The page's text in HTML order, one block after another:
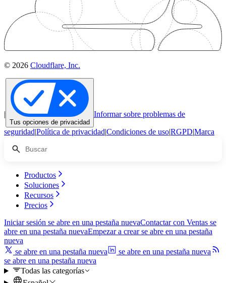
© 2026 Cloudflare, Inc.
|
Tus opciones de privacidad
Informar sobre problemas de
seguridad|Política de privacidad|Condiciones de uso|RGPD|Marca
Productos
Soluciones
Recursos
Precios
Iniciar sesión se abre en una pestaña nuevaContactar con Ventas se
abre en una pestaña nuevaEmpezar a crearse abre en una pestaña
nueva
se abre en una pestaña nueva
se abre en una pestaña nueva
se abre en una pestaña nueva
Todas las categorías